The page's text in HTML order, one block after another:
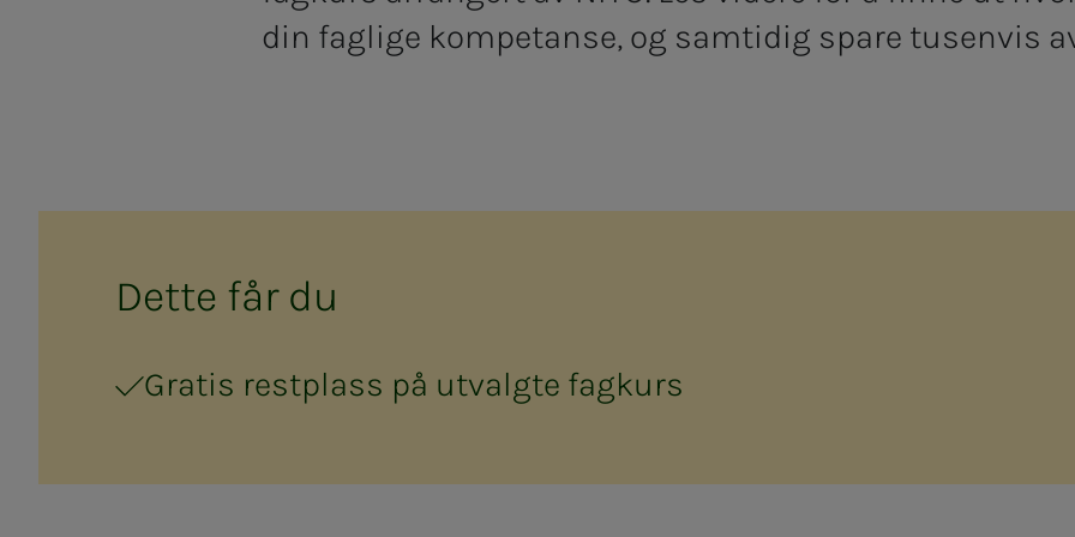
din faglige kompetanse, og samtidig spare tusenvis
Det­­­te får du
Gratis restplass på utvalgte fagkurs